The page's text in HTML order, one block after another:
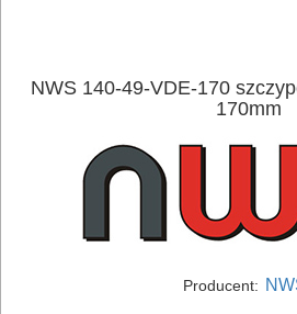
NWS 140-49-VDE-170
170mm
Producent: